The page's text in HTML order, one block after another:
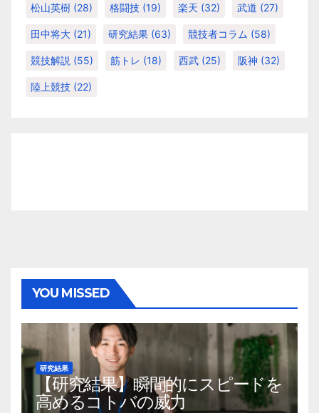
松山英樹 (28) 格闘技 (19) 楽天 (32) 武道 (27)
田中将大 (21) 研究結果 (63) 競技者コラム (58)
競技解説 (55) 筋トレ (18) 西武 (25) 阪神 (32)
陸上競技 (22)
YOU MISSED
研究結果
【研究結果】瞬間的にスピードを
高めるコトバの威力